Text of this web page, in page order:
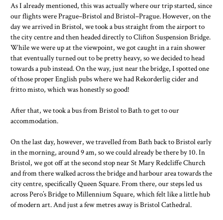
As I already mentioned, this was actually where our trip started, since
our flights were Prague–Bristol and Bristol–Prague. However, on the
day we arrived in Bristol, we took a bus straight from the airport to
the city centre and then headed directly to Clifton Suspension Bridge.
While we were up at the viewpoint, we got caught in a rain shower
that eventually turned out to be pretty heavy, so we decided to head
towards a pub instead. On the way, just near the bridge, I spotted one
of those proper English pubs where we had Rekorderlig cider and
fritto misto, which was honestly so good!
After that, we took a bus from Bristol to Bath to get to our
accommodation.
On the last day, however, we travelled from Bath back to Bristol early
in the morning, around 9 am, so we could already be there by 10. In
Bristol, we got off at the second stop near St Mary Redcliffe Church
and from there walked across the bridge and harbour area towards the
city centre, specifically Queen Square. From there, our steps led us
across Pero’s Bridge to Millennium Square, which felt like a little hub
of modern art. And just a few metres away is Bristol Cathedral.